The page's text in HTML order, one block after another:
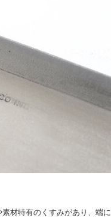
材特有のくすみがあり、端に